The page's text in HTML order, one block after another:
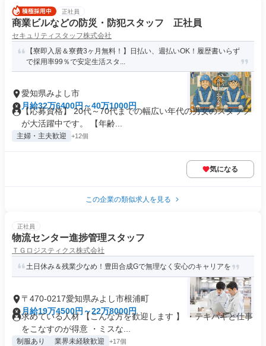
正社員
商業ビルなどの防災・防犯スタッフ 正社員
セキュリティスタッフ株式会社
【寮即入居＆寮費3ヶ月無料！】日払い、週払いOK！履歴書いらず
で採用率99％で安定生活スタ...
愛知県みよし市
月給32万6400円～40万1000円
【応募資格】 20代～70代までの幅広い年代の男女のスタッフ
が大活躍中です。 【年齢...
主婦・主夫歓迎 +12個
気になる
この企業の類似求人を見る
正社員
物流センター進捗管理スタッフ
ＴＧロジスティクス株式会社
土日休み＆残業少なめ！豊田合成Gで無理なく安心のキャリアを
〒470-0217愛知県みよし市根浦町
月給19万4500円～22万8000円
求めている人材 【こんな方を歓迎します 】 ・テキパキと仕事
をこなすのが得意 ・ミスな...
制服あり 業界未経験歓迎 +17個